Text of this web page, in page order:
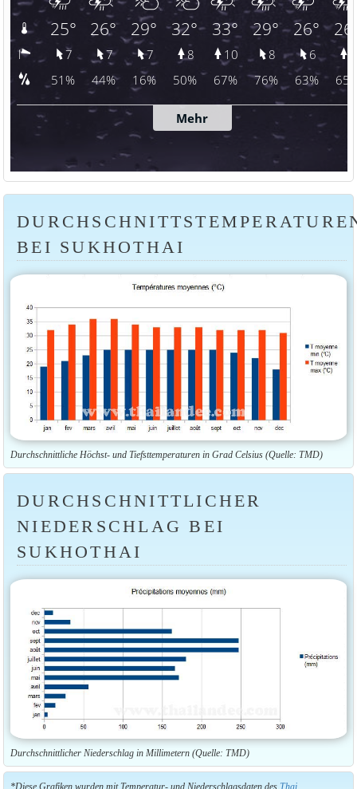
BEI SUKHOTHAI
Durchschnittliche Höchst- und Tiefsttemperaturen in Grad Celsius (Quelle: TMD)
DURCHSCHNITTLICHER
NIEDERSCHLAG BEI
SUKHOTHAI
Durchschnittlicher Niederschlag in Millimetern (Quelle: TMD)
*Diese Grafiken wurden mit Temperatur- und Niederschlagsdaten des Thai